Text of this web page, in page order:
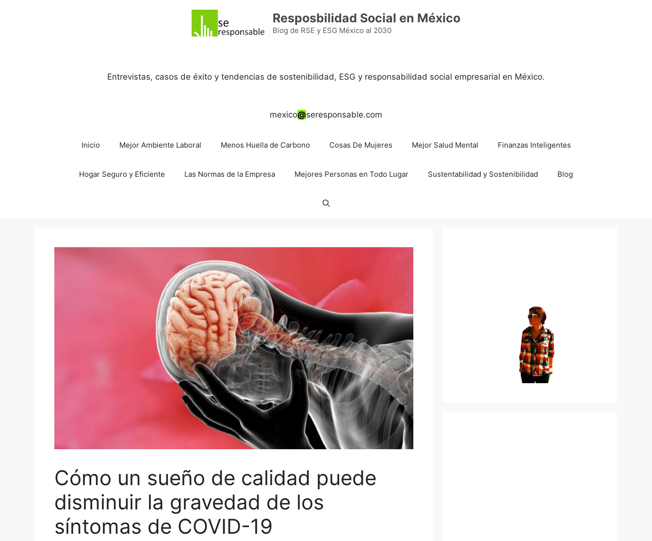
Resposbilidad Social en México
Blog de RSE y ESG México al 2030
Entrevistas, casos de éxito y tendencias de sostenibilidad, ESG y responsabilidad social empresarial en México.
mexico@seresponsable.com
Inicio Mejor Ambiente Laboral Menos Huella de Carbono Cosas De Mujeres Mejor Salud Mental Finanzas Inteligentes
Hogar Seguro y Eficiente Las Normas de la Empresa Mejores Personas en Todo Lugar Sustentabilidad y Sostenibilidad Blog
Cómo un sueño de calidad puede
disminuir la gravedad de los
síntomas de COVID-19